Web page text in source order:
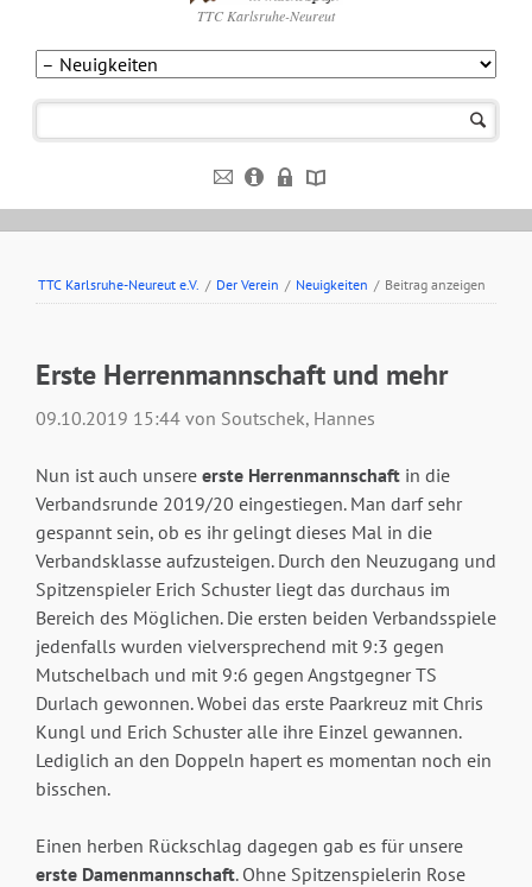
TTC Karlsruhe-Neureut
TTC Karlsruhe-Neureut e.V. / Der Verein / Neuigkeiten / Beitrag anzeigen
Erste Herrenmannschaft und mehr
09.10.2019 15:44von Soutschek, Hannes
Nun ist auch unsere erste Herrenmannschaftin die
Verbandsrunde 2019/20 eingestiegen. Man darf sehr
gespannt sein, ob es ihr gelingt dieses Mal in die
Verbandsklasse aufzusteigen. Durch den Neuzugang und
Spitzenspieler Erich Schuster liegt das durchaus im
Bereich des Möglichen. Die ersten beiden Verbandsspiele
jedenfalls wurden vielversprechend mit 9:3 gegen
Mutschelbach und mit 9:6 gegen Angstgegner TS
Durlach gewonnen. Wobei das erste Paarkreuz mit Chris
Kungl und Erich Schuster alle ihre Einzel gewannen.
Lediglich an den Doppeln hapert es momentan noch ein
bisschen.
Einen herben Rückschlag dagegen gab es für unsere
erste Damenmannschaft. Ohne Spitzenspielerin Rose